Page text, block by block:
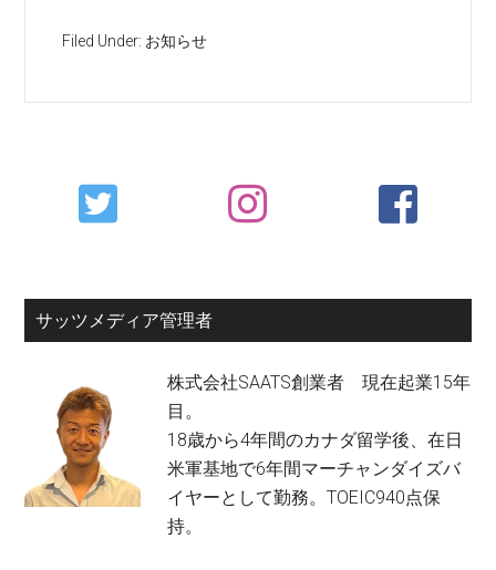
Filed Under: お知らせ
Primary
Sidebar
サッツメディア管理者
株式会社SAATS創業者 現在起業15年
目。
18歳から4年間のカナダ留学後、在日
米軍基地で6年間マーチャンダイズバ
イヤーとして勤務。TOEIC940点保
持。